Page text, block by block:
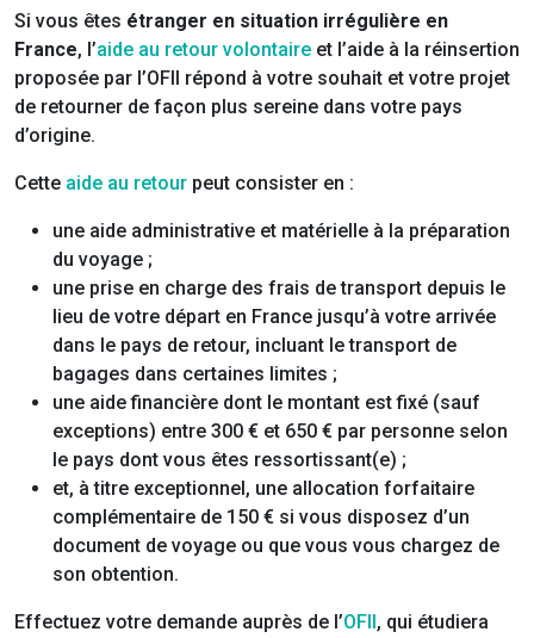
Si vous êtes étranger en situation irrégulière en
France, l’aide au retour volontaire et l’aide à la réinsertion
proposée par l’OFII répond à votre souhait et votre projet
de retourner de façon plus sereine dans votre pays
d’origine.
Cette aide au retour peut consister en :
une aide administrative et matérielle à la préparation
du voyage ;
une prise en charge des frais de transport depuis le
lieu de votre départ en France jusqu’à votre arrivée
dans le pays de retour, incluant le transport de
bagages dans certaines limites ;
une aide financière dont le montant est fixé (sauf
exceptions) entre 300 € et 650 € par personne selon
le pays dont vous êtes ressortissant(e) ;
et, à titre exceptionnel, une allocation forfaitaire
complémentaire de 150 € si vous disposez d’un
document de voyage ou que vous vous chargez de
son obtention.
Effectuez votre demande auprès de l’OFII , qui étudiera